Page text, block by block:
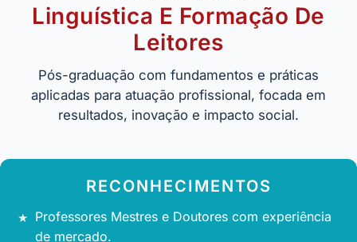
Linguística E Formação De
Leitores
Pós-graduação com fundamentos e práticas
aplicadas para atuação profissional, focada em
resultados, inovação e impacto social.
RECONHECIMENTOS
Professores Mestres e Doutores com experiência
de mercado.